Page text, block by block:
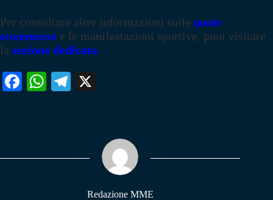
Per consultare altre informazioni sulle quote
scommesse e le manifestazioni sportive, puoi visitare
la sezione dedicata
Fa W
pp
Te
m
Redazione MME